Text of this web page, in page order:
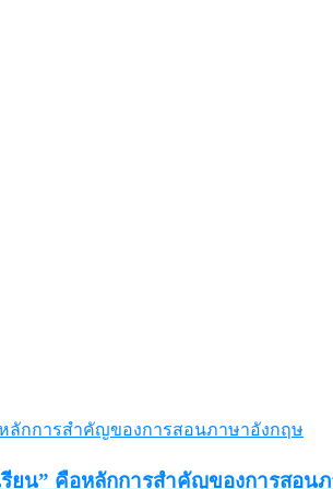
รียน” คือหลักการสำคัญของการสอน